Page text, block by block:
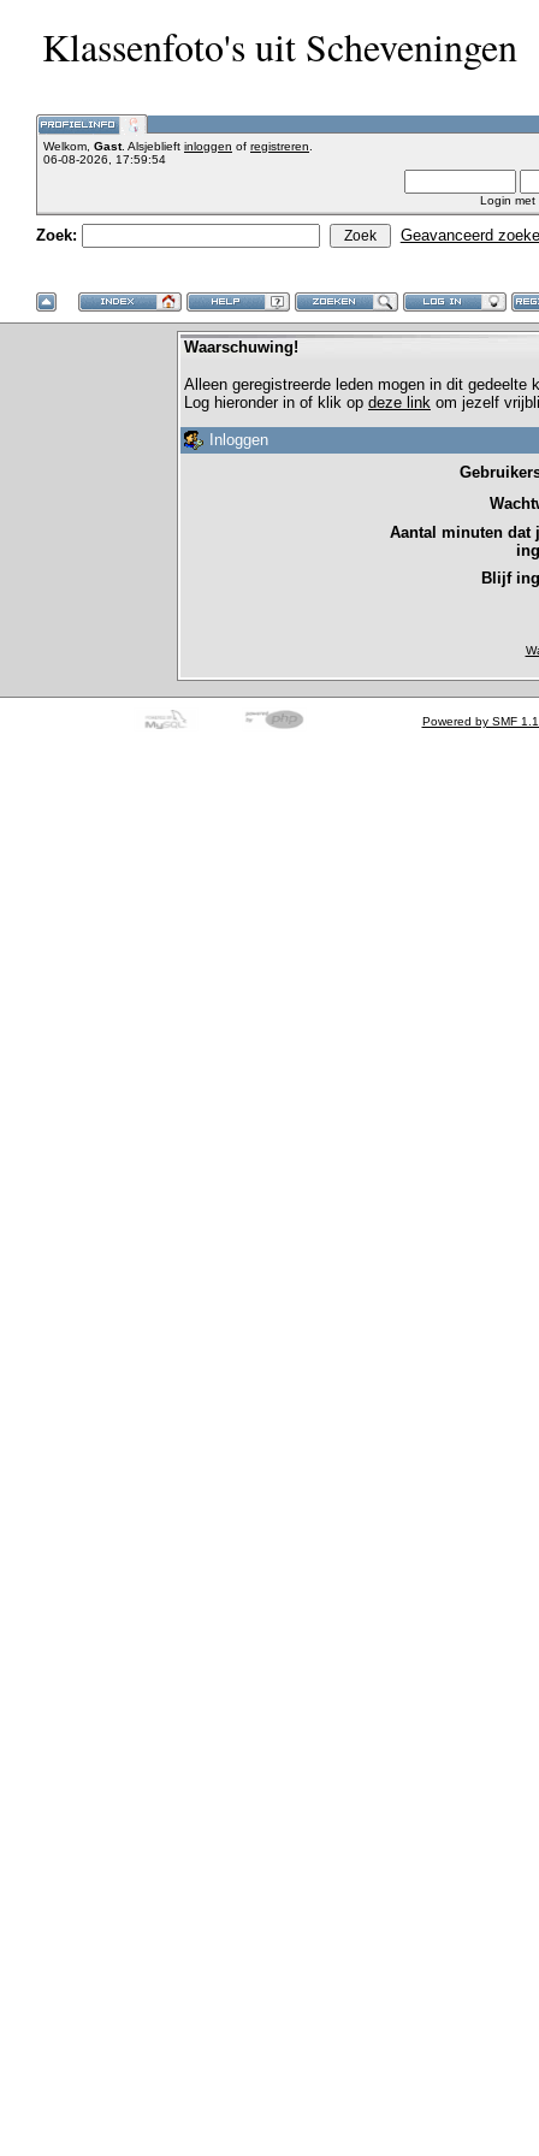
Klassenfoto's uit Scheveningen
Welkom, Gast. Alsjeblieft inloggen of registreren
06-08-2026, 17:59:54
Login met
Zoek: Geavanceerd
Waarschuwing!
Alleen geregistreerde leden mogen in dit gedeelte
Log hieronder in of klik op deze link om jezelf
Inloggen
Aantal minuten dat
Blijf
Powered by SMF